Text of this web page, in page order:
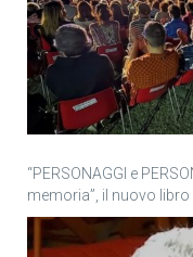
“PERSONAGGI e
memoria”, il nuovo